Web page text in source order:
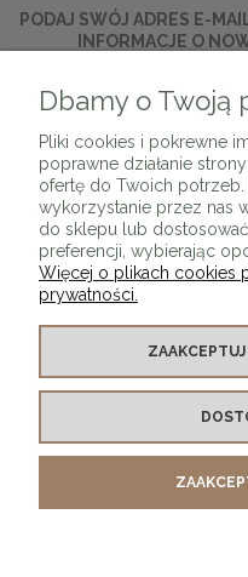
PODAJ SWÓJ ADRES E-
INFORMACJE O
KONTAKT Z NAMI
MOJE KONTO
Dbamy o Twoją
Pliki cookies i pokrewne
poprawne działanie
ofertę do Twoich
wykorzystanie przez nas
do sklepu lub
preferencji, wybierając
Więcej o plikach cookies
prywatności.